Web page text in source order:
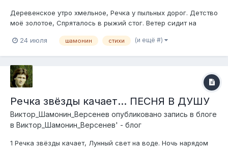
Деревенское утро хмельное, Речка у пыльных дорог. Детство
моё золотое, Спряталось в рыжий стог. Ветер сидит на
створки, Ангел глядит с небес. Зорюшка бродит босая, В
24 июля шамонин стихи (и ещё #)
Речка звёзды качает... ПЕСНЯ В ДУШУ
Виктор_Шамонин_Версенев опубликовано запись в блоге
в Виктор_Шамонин_Версенев' - блог
1 Речка звёзды качает, Лунный свет на воде. Ночь нарядом